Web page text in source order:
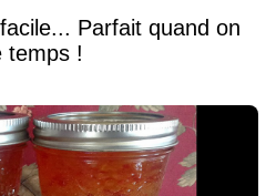
Parfait quand on
temps !